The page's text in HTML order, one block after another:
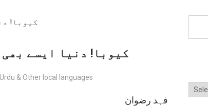
کیوبا! دنیا ایسے بھی
Urdu & Other local languages
فہد رضوان